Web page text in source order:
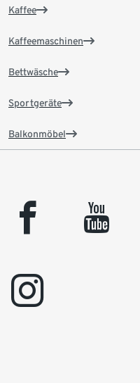
Kaffee
Kaffeemaschinen
Bettwäsche
Sportgeräte
Balkonmöbel
facebook youtube
instagram